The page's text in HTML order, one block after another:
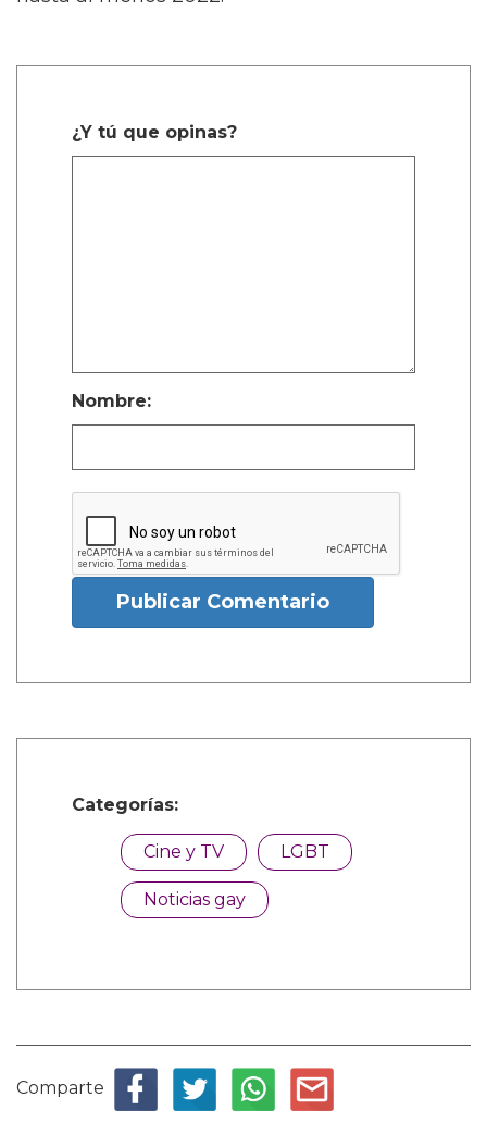
¿Y tú que opinas?
Nombre:
Publicar Comentario
Categorías:
Cine y TV LGBT
Noticias gay
Comparte